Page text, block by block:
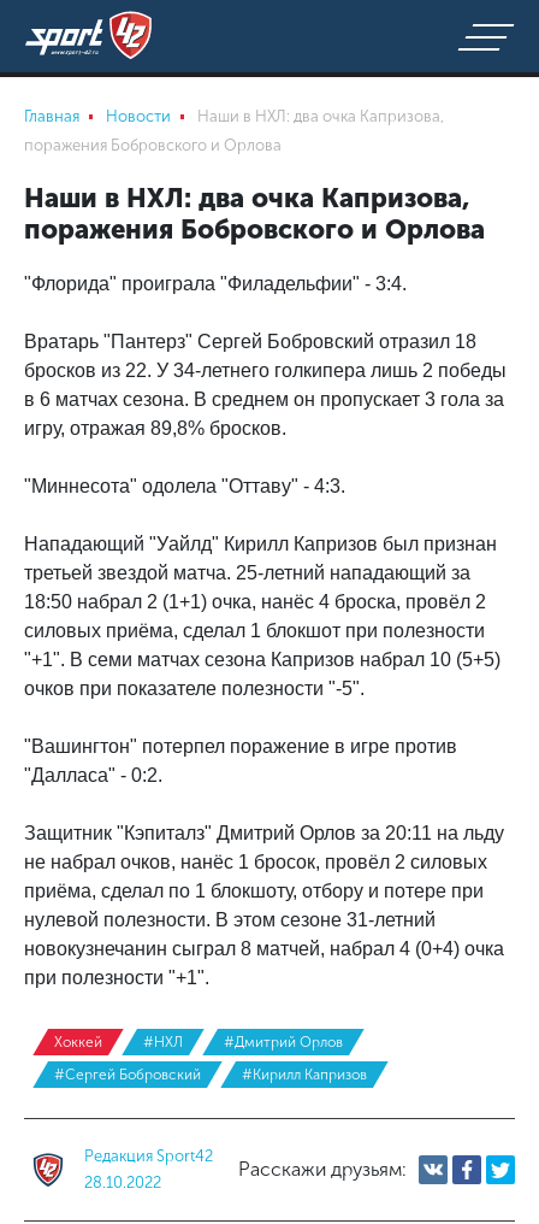
Главная Новости
Наши в НХЛ: два очка Капризова,
поражения Бобровского и Орлова
Наши в НХЛ: два очка Капризова,
поражения Бобровского и Орлова
"Флорида" проиграла "Филадельфии" - 3:4.
Вратарь "Пантерз" Сергей Бобровский отразил 18
бросков из 22. У 34-летнего голкипера лишь 2 победы
в 6 матчах сезона. В среднем он пропускает 3 гола за
игру, отражая 89,8% бросков.
"Миннесота" одолела "Оттаву" - 4:3.
Нападающий "Уайлд" Кирилл Капризов был признан
третьей звездой матча. 25-летний нападающий за
18:50 набрал 2 (1+1) очка, нанёс 4 броска, провёл 2
силовых приёма, сделал 1 блокшот при полезности
"+1". В семи матчах сезона Капризов набрал 10 (5+5)
очков при показателе полезности "-5".
"Вашингтон" потерпел поражение в игре против
"Далласа" - 0:2.
Защитник "Кэпиталз" Дмитрий Орлов за 20:11 на льду
не набрал очков, нанёс 1 бросок, провёл 2 силовых
приёма, сделал по 1 блокшоту, отбору и потере при
нулевой полезности. В этом сезоне 31-летний
новокузнечанин сыграл 8 матчей, набрал 4 (0+4) очка
при полезности "+1".
Хоккей #НХЛ
#Дмитрий Орлов
#Сергей Бобровский
#Кирилл Капризов
Редакция Sport42
28.10.2022
Расскажи друзьям: